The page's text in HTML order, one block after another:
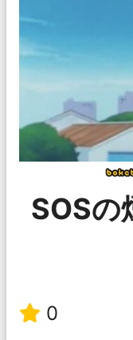
SOSの
0